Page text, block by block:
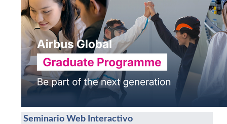
Seminario Web Interactivo